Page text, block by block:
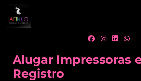
Alugar Impressoras
Registro